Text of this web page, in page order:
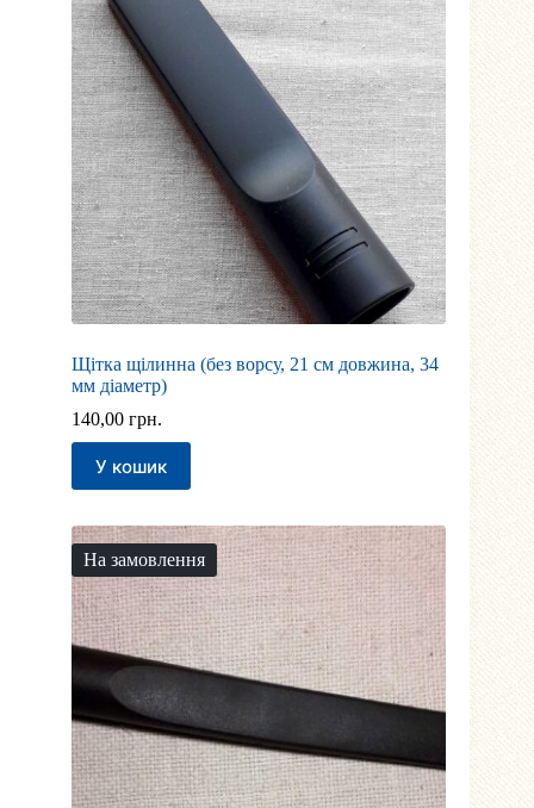
Щітка щілинна (без ворсу, 21 см довжина, 34
мм діаметр)
140,00 грн.
У кошик
На замовлення